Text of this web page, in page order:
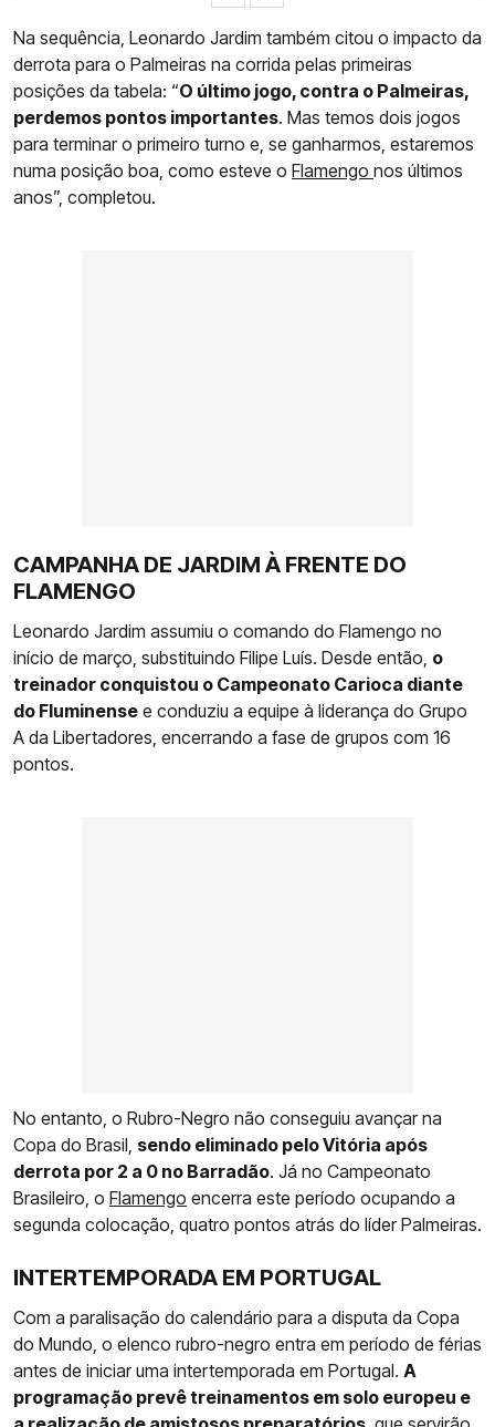
Na sequência, Leonardo Jardim também citou o impacto da
derrota para o Palmeiras na corrida pelas primeiras
posições da tabela: “O último jogo, contra o Palmeiras,
perdemos pontos importantes. Mas temos dois jogos
para terminar o primeiro turno e, se ganharmos, estaremos
numa posição boa, como esteve o Flamengo nos últimos
anos”, completou.
CAMPANHA DE JARDIM À FRENTE DO
FLAMENGO
Leonardo Jardim assumiu o comando do Flamengo no
início de março, substituindo Filipe Luís. Desde então, o
treinador conquistou o Campeonato Carioca diante
do Fluminense e conduziu a equipe à liderança do Grupo
A da Libertadores, encerrando a fase de grupos com 16
pontos.
No entanto, o Rubro-Negro não conseguiu avançar na
Copa do Brasil, sendo eliminado pelo Vitória após
derrota por 2 a 0 no Barradão. Já no Campeonato
Brasileiro, o Flamengo encerra este período ocupando a
segunda colocação, quatro pontos atrás do líder Palmeiras.
INTERTEMPORADA EM PORTUGAL
Com a paralisação do calendário para a disputa da Copa
do Mundo, o elenco rubro-negro entra em período de férias
antes de iniciar uma intertemporada em Portugal. A
programação prevê treinamentos em solo europeu e